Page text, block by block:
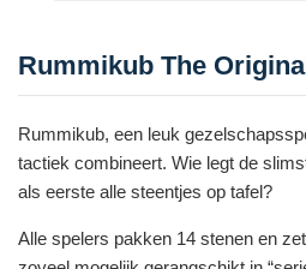
Rummikub The
Rummikub, een leuk
tactiek combineert. Wie legt de
als eerste alle steentjes op tafel?
Alle spelers pakken 14 stenen en